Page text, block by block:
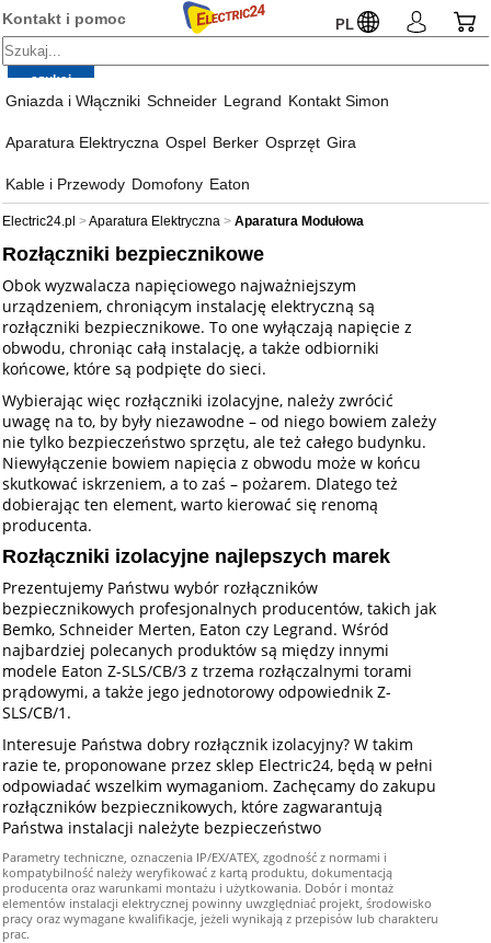
Kontakt i pomoc PL
Gniazda i Włączniki Schneider Legrand Kontakt Simon
Aparatura Elektryczna Ospel Berker Osprzęt Gira
Kable i Przewody Domofony Eaton
Electric24.pl Aparatura Elektryczna Aparatura Modułowa
Rozłączniki bezpiecznikowe
Obok wyzwalacza napięciowego najważniejszym
urządzeniem, chroniącym instalację elektryczną są
rozłączniki bezpiecznikowe. To one wyłączają napięcie z
obwodu, chroniąc całą instalację, a także odbiorniki
końcowe, które są podpięte do sieci.
Wybierając więc rozłączniki izolacyjne, należy zwrócić
uwagę na to, by były niezawodne – od niego bowiem zależy
nie tylko bezpieczeństwo sprzętu, ale też całego budynku.
Niewyłączenie bowiem napięcia z obwodu może w końcu
skutkować iskrzeniem, a to zaś – pożarem. Dlatego też
dobierając ten element, warto kierować się renomą
producenta.
Rozłączniki izolacyjne najlepszych marek
Prezentujemy Państwu wybór rozłączników
bezpiecznikowych profesjonalnych producentów, takich jak
Bemko, Schneider Merten, Eaton czy Legrand. Wśród
najbardziej polecanych produktów są między innymi
modele Eaton Z-SLS/CB/3 z trzema rozłączalnymi torami
prądowymi, a także jego jednotorowy odpowiednik Z-
SLS/CB/1.
Interesuje Państwa dobry rozłącznik izolacyjny? W takim
razie te, proponowane przez sklep Electric24, będą w pełni
odpowiadać wszelkim wymaganiom. Zachęcamy do zakupu
rozłączników bezpiecznikowych, które zagwarantują
Państwa instalacji należyte bezpieczeństwo
Parametry techniczne, oznaczenia IP/EX/ATEX, zgodność z normami i
kompatybilność należy weryfikować z kartą produktu, dokumentacją
producenta oraz warunkami montażu i użytkowania. Dobór i montaż
elementów instalacji elektrycznej powinny uwzględniać projekt, środowisko
pracy oraz wymagane kwalifikacje, jeżeli wynikają z przepisów lub charakteru
prac.